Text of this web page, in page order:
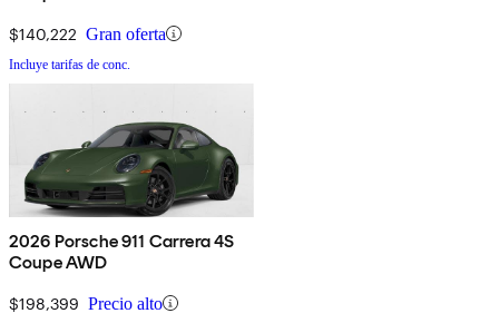
$140,222 Gran oferta
Incluye tarifas de conc.
2026 Porsche 911 Carrera 4S
Coupe AWD
$198,399 Precio alto